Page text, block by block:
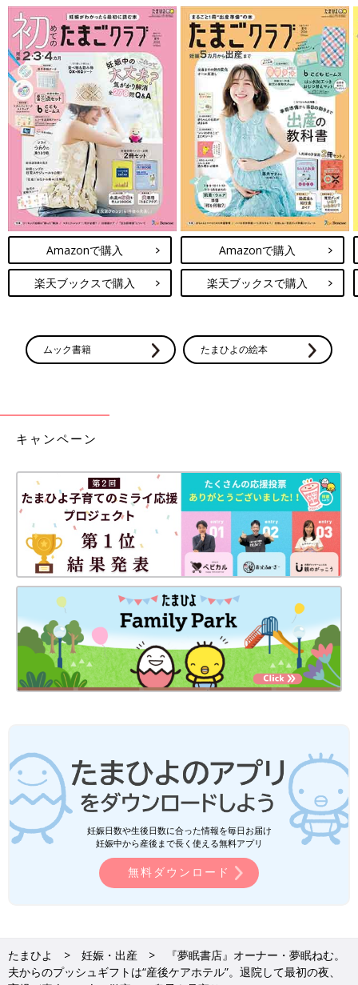
Amazonで購入
楽天ブックスで購入
Amazonで購入
楽天ブックスで購入
ムック書籍 たまひよの絵本
キャンペーン
妊娠日数や生後日数に合った情報を毎日お届け
妊娠中から産後まで長く使える無料アプリ
無料ダウンロード
たまひよ 妊娠・出産
『夢眠書店』オーナー・夢眠ねむ。
夫からのプッシュギフトは“産後ケアホテル”。退院して最初の夜、